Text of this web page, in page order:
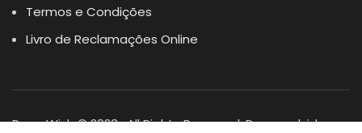
Termos e Condições
Livro de Reclamações Online
Dogs Wish © 2023 . All Rights Reserved. Desenvolvido por